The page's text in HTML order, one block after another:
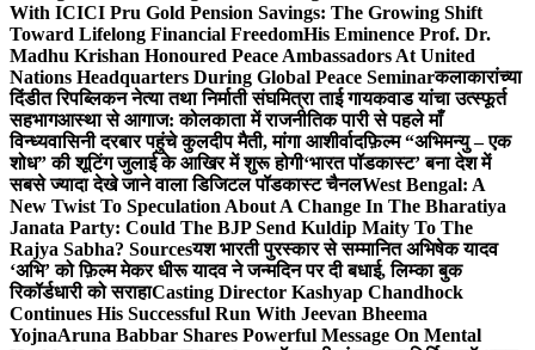
With ICICI Pru Gold Pension Savings: The Growing Shift
Toward Lifelong Financial FreedomHis Eminence Prof. Dr.
Madhu Krishan Honoured Peace Ambassadors At United
Nations Headquarters During Global Peace Seminarकलाकारांच्या
दिंडीत रिपब्लिकन नेत्या तथा निर्माती संघमित्रा ताई गायकवाड यांचा उत्स्फूर्त
सहभागआस्था से आगाज: कोलकाता में राजनीतिक पारी से पहले माँ
विन्ध्यवासिनी दरबार पहुंचे कुलदीप मैती, मांगा आशीर्वादफ़िल्म “अभिमन्यु – एक
शोध” की शूटिंग जुलाई के आखिर में शुरू होगी‘भारत पॉडकास्ट’ बना देश में
सबसे ज्यादा देखे जाने वाला डिजिटल पॉडकास्ट चैनलWest Bengal: A
New Twist To Speculation About A Change In The Bharatiya
Janata Party: Could The BJP Send Kuldip Maity To The
Rajya Sabha? Sourcesयश भारती पुरस्कार से सम्मानित अभिषेक यादव
‘अभि’ को फ़िल्म मेकर धीरू यादव ने जन्मदिन पर दी बधाई, लिम्का बुक
रिकॉर्डधारी को सराहाCasting Director Kashyap Chandhock
Continues His Successful Run With Jeevan Bheema
YojnaAruna Babbar Shares Powerful Message On Mental